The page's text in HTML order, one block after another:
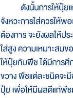
ดังนั้นการให้ปุ๋ยแ
จังหวะการใส่ควรให้พ
ต้องการ จะยังผลให้ป
ใส่สูง ความเหมาะสมข
ให้ปุ๋ยกับพืช ได้มีการศึ
ขวาง พืชแต่ละชนิดจะ
ปุ๋ย เพื่อให้มีผลดีแก่พื